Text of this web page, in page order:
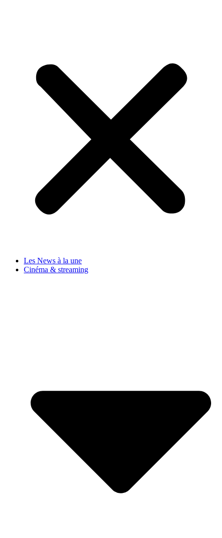
Les News à la une
Cinéma & streaming